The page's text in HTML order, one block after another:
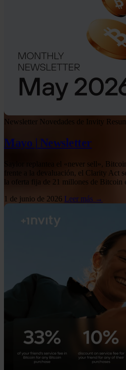
Newsletter Novedades de Invity
Mayo | Newsletter
Saylor replantea el «never sell»,
frente a la devaluación, el Clarity Act
la oferta fija de 21 millones de Bitcoin
1 de junio de 2026 Leer más →